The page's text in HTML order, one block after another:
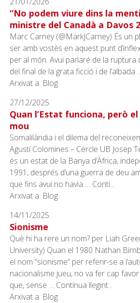
“No podem viure dins la
ministre del Canadà a Davos
Marc Carney (@MarkJCarney) És
ser amb vostès en aquest punt
per al món. Avui parlaré de la ruptura
del final de la grata ficció i de
Arxivat a: Blog
27/12/2025
Quan l’Estat funciona, però
mou
Somalilàndia i el dilema del
Agustí Colomines – Cercle UB Josep
és un estat de la Banya d’Àfrica,
1991, després d’una guerra de deu
que fins avui no havia … Conti...
Arxivat a: Blog
14/11/2025
Sionisme
Què hi ha rere un nom? per Liah
University) Quan el 1980 Nathan
el nom “sionisme” per referir-se a
nacionalisme jueu, no va fer cap
que, sense … Continua llegint...
Arxivat a: Blog